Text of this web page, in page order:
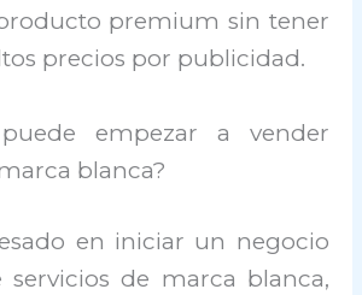
premium sin tener
precios por publicidad.
empezar a vender
blanca?
en iniciar un negocio
de marca blanca,